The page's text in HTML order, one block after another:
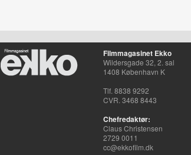
Filmmagasinet Ekko
Wildersgade 32, 2. sal
1408 København K
Tlf. 8838 9292
CVR. 3468 8443
Chefredaktør:
Claus Christensen
2729 0011
cc@ekkofilm.dk